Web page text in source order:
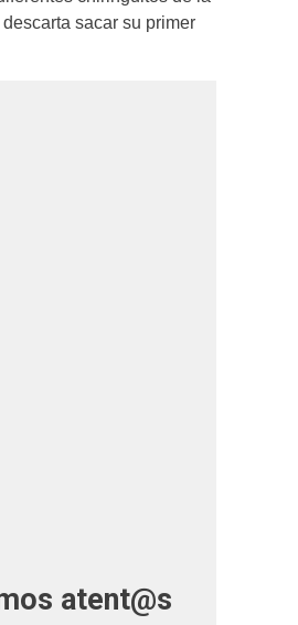
sacar su primer
atent@s